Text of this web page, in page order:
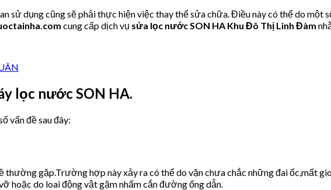
sử dụng cũng sẽ phải thực hiện việc thay thế sửa chữa. Điều này có thể do một
cung cấp dịch vụ sửa lọc nước SON HA Khu Đô Thị Linh Đàm
lọc nước SON HA.
vấn đề sau đây:
gặp.Trường hợp này xảy ra có thể do vặn chưa chắc những đai ốc,mất
hoặc do loai động vật gặm nhấm cắn đường ống dẫn.